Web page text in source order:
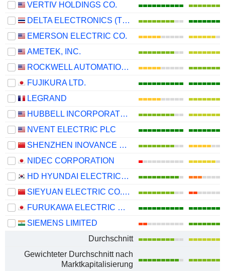
VERTIV HOLDINGS CO.
DELTA ELECTRONICS (THAILAND)
EMERSON ELECTRIC CO.
AMETEK, INC.
ROCKWELL AUTOMATION, INC.
FUJIKURA LTD.
LEGRAND
HUBBELL INCORPORATED
NVENT ELECTRIC PLC
SHENZHEN INOVANCE TECHNOLOGY CO.,LTD
NIDEC CORPORATION
HD HYUNDAI ELECTRIC CO., LTD.
SIEYUAN ELECTRIC CO., LTD.
FURUKAWA ELECTRIC CO., LTD.
SIEMENS LIMITED
Durchschnitt
Gewichteter Durchschnitt nach
Marktkapitalisierung